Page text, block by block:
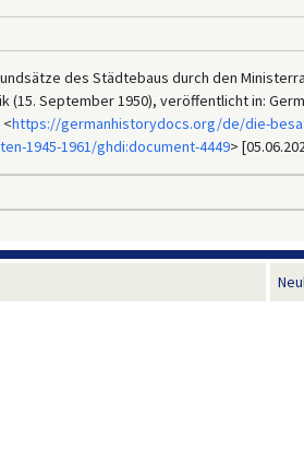
des Städtebaus durch den
(15. September 1950), veröffentlicht in:
https://germanhistorydocs.org/de/die-
1945-1961/ghdi:document-4449>